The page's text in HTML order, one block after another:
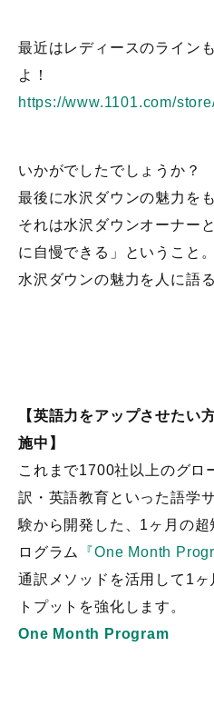
最近はレディースのライン
よ！
https://www.1101.com/
いかがでしたでしょうか？
最後に水沢ダウンの魅力をも
それは水沢ダウンオーナー
に自慢できる」ということ。
水沢ダウンの魅力を人に語
【英語力をアップさせたい
施中】
これまで1700社以上のグロ
訳・英語教育といった語学
験から開発した、1ヶ月の
ログラム
『One Month
通訳メソッドを活用して1
トプットを強化します。
One Month Program